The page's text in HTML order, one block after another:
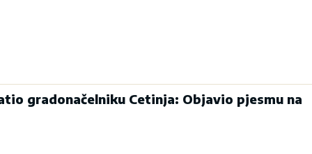
gradonačelniku Cetinja: Objavio pjesmu na